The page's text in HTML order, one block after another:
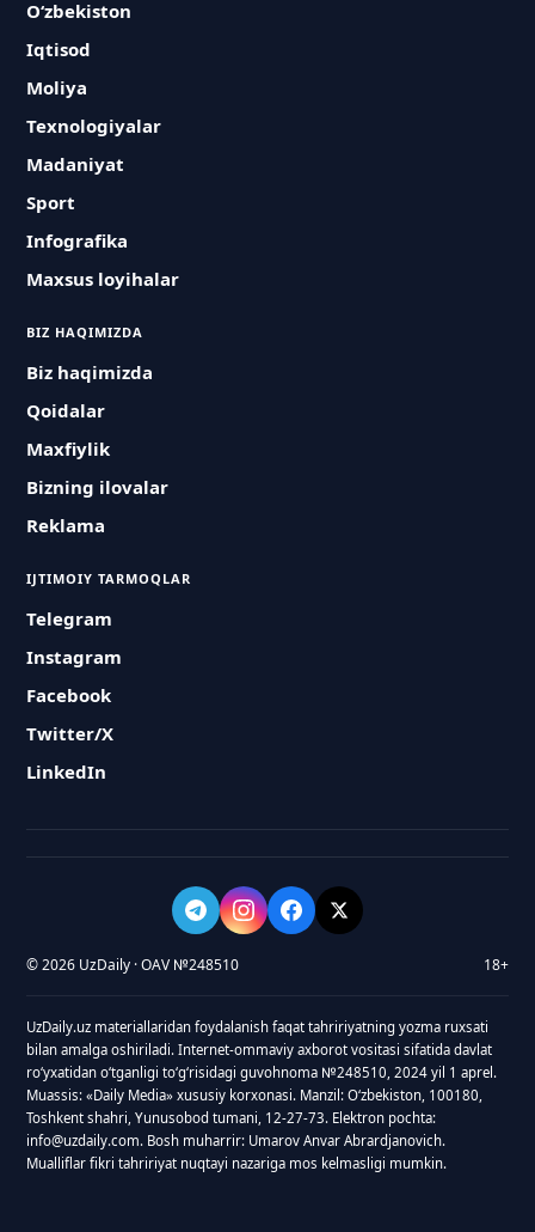
O‘zbekiston
Iqtisod
Moliya
Texnologiyalar
Madaniyat
Sport
Infografika
Maxsus loyihalar
BIZ HAQIMIZDA
Biz haqimizda
Qoidalar
Maxfiylik
Bizning ilovalar
Reklama
IJTIMOIY TARMOQLAR
Telegram
Instagram
Facebook
Twitter/X
LinkedIn
© 2026 UzDaily · OAV №248510 18+
UzDaily.uz materiallaridan foydalanish faqat tahririyatning yozma ruxsati
bilan amalga oshiriladi. Internet-ommaviy axborot vositasi sifatida davlat
roʻyxatidan oʻtganligi toʻgʻrisidagi guvohnoma №248510, 2024 yil 1 aprel.
Muassis: «Daily Media» xususiy korxonasi. Manzil: Oʻzbekiston, 100180,
Toshkent shahri, Yunusobod tumani, 12-27-73. Elektron pochta:
info@uzdaily.com. Bosh muharrir: Umarov Anvar Abrardjanovich.
Mualliflar fikri tahririyat nuqtayi nazariga mos kelmasligi mumkin.